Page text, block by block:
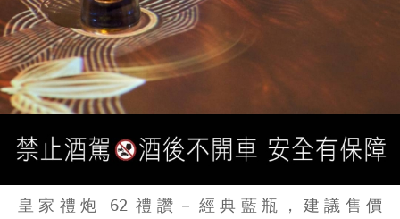
皇家禮炮 62 禮讚－經典藍瓶，建議售價